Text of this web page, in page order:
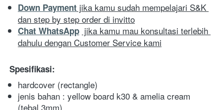
Down Payment jika kamu sudah mempelajari S&K
dan step by step order di invitto
Chat WhatsApp jika kamu mau konsultasi terlebih
dahulu dengan Customer Service kami
Spesifikasi:
hardcover (rectangle)
jenis bahan : yellow board k30 & amelia cream
(tebal 3mm)